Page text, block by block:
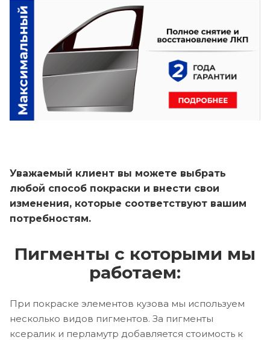
Уважаемый клиент вы можете выбрать
любой способ покраски и внести свои
изменения, которые соответствуют вашим
потребностям.
Пигменты с которыми мы
работаем:
При покраске элементов кузова мы используем
несколько видов пигментов. За пигменты
ксералик и перламутр добавляется стоимость к